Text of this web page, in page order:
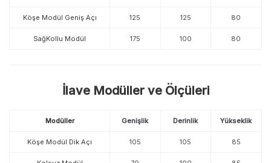
Köşe Modül Geniş Açı 125 125 80
SağKollu Modül 175 100 80
İlave Modüller ve Ölçüleri
Modüller Genişlik Derinlik Yükseklik
Köşe Modül Dik Açı 105 105 85